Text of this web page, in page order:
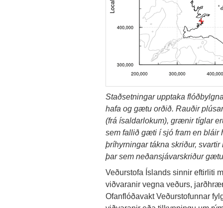
Staðsetningar upptaka
hafa og gætu orðið. Rauðir
(frá ísaldarlokum), grænir tíglar
sem fallið gæti í sjó fram en bláir
þríhyrningar tákna skriður,
þar sem neðansjávarskriður
Veðurstofa Íslands sinnir eftirliti
viðvaranir vegna veðurs,
Ofanflóðavakt Veðurstofunnar